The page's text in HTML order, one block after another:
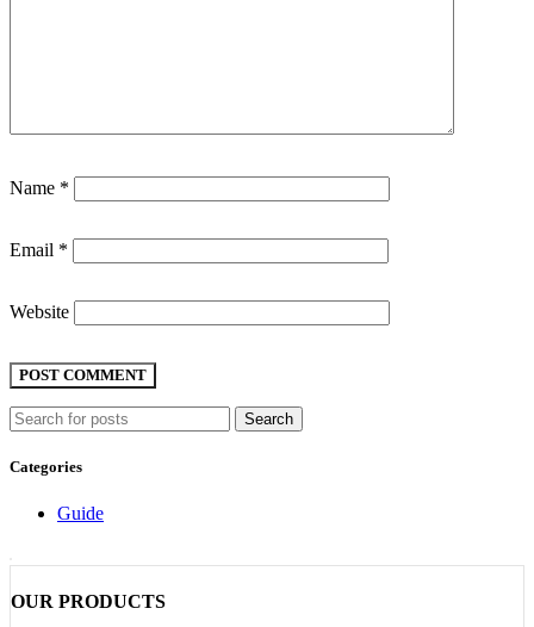
Name *
Email *
Website
Search
Categories
Guide
OUR PRODUCTS